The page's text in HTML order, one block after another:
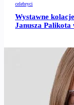
celebryci
Wystawne
Janusza Palikota